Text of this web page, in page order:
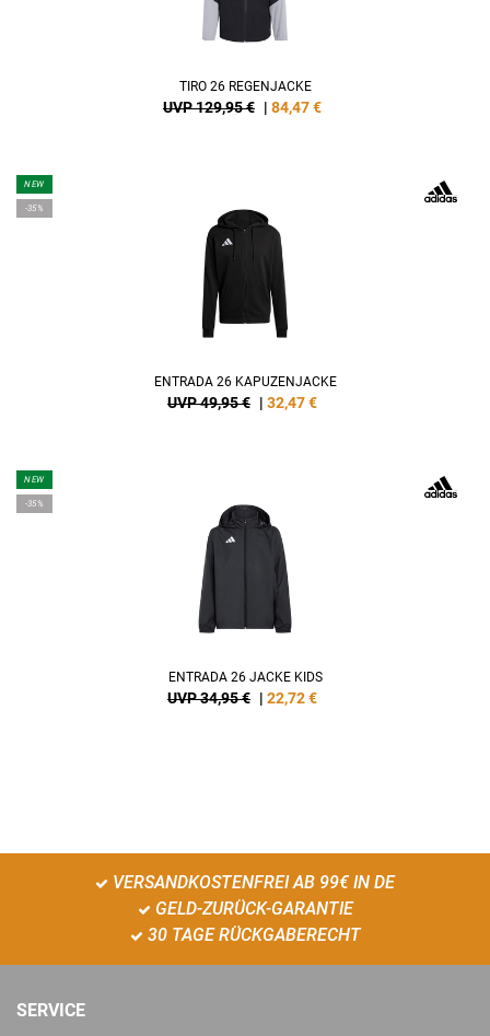
TIRO 26 REGENJACKE
UVP 129,95 € | 84,47€
NEW
-35%
ENTRADA 26 KAPUZENJACKE
UVP 49,95 € | 32,47€
NEW
-35%
ENTRADA 26 JACKE KIDS
UVP 34,95 € | 22,72€
VERSANDKOSTENFREI AB 99€ IN DE
GELD-ZURÜCK-GARANTIE
30 TAGE RÜCKGABERECHT
SERVICE